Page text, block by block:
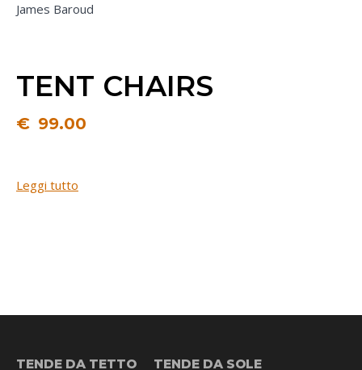
James Baroud
TENT CHAIRS
€ 99.00
Leggi tutto
TENDE DA TETTO
TENDE DA SOLE